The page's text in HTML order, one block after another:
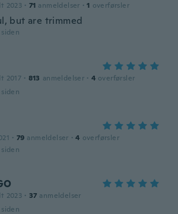
2023 · 71 anmeldelser · 1 overførsler
but are trimmed
2017 · 813 anmeldelser · 4 overførsler
· 79 anmeldelser · 4 overførsler
2023 · 37 anmeldelser